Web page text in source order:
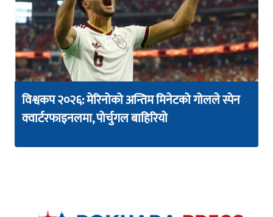
विश्वकप २०२६: मेरिनोको अन्तिम मिनेटको गोलले स्पेन
क्वार्टरफाइनलमा, पोर्चुगल बाहिरियो